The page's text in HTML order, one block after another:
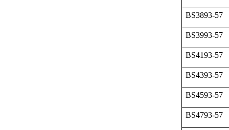
BS3893-57
BS3993-57
BS4193-57
BS4393-57
BS4593-57
BS4793-57